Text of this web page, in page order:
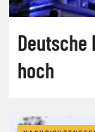
Deutsche
hoch